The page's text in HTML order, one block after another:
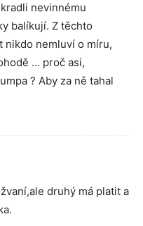
nevinnému
balíkují. Z těchto
nikdo nemluví o míru,
… proč asi,
? Aby za ně tahal
druhý má platit a